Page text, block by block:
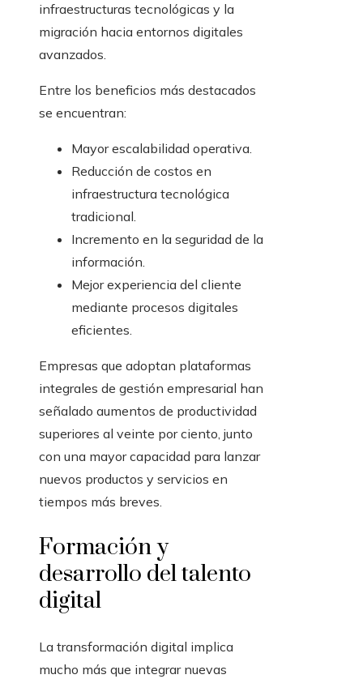
infraestructuras tecnológicas y la
migración hacia entornos digitales
avanzados.
Entre los beneficios más destacados
se encuentran:
Mayor escalabilidad operativa.
Reducción de costos en
infraestructura tecnológica
tradicional.
Incremento en la seguridad de la
información.
Mejor experiencia del cliente
mediante procesos digitales
eficientes.
Empresas que adoptan plataformas
integrales de gestión empresarial han
señalado aumentos de productividad
superiores al veinte por ciento, junto
con una mayor capacidad para lanzar
nuevos productos y servicios en
tiempos más breves.
Formación y
desarrollo del talento
digital
La transformación digital implica
mucho más que integrar nuevas